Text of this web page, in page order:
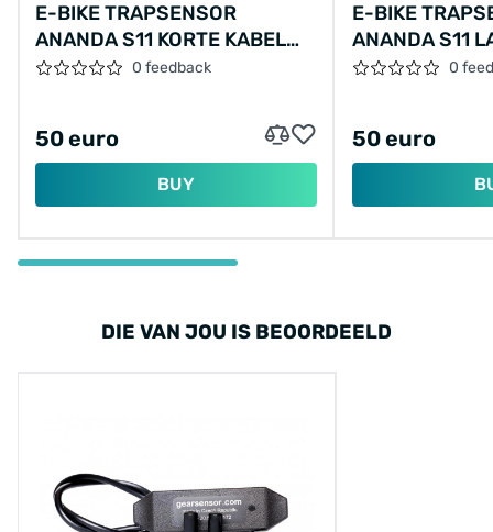
E-BIKE TRAPSENSOR
ANANDA S11 KORTE KABEL
28CM ZONDER LED
0 feedback
50 euro
BUY
E-BIKE
ANANDA S11
850MM M129
0
50 euro
DIE VAN JOU IS BEOORDEELD